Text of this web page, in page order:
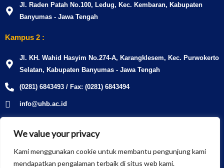
We value your privacy
Kami menggunakan cookie untuk membantu pengunjung kami
mendapatkan pengalaman terbaik di situs web kami.
Jl. Raden Patah No.100, Ledug, Kec. Kembaran, Kabupaten
Banyumas - Jawa Tengah
Kampus 2 :
Jl. KH. Wahid Hasyim No.274-A, Karangklesem, Kec. Purwokerto
Selatan, Kabupaten Banyumas - Jawa Tengah
(0281) 6843493 / Fax: (0281) 6843494
info@uhb.ac.id
Tautan Penting
PMB LPM LPPM PERPUSTAKAANSCALSA